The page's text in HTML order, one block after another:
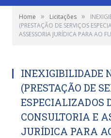
Home » Licitações »
(PRESTAÇÃO DE SERVIÇOS
ASSESSORIA JURÍDICA PARA AO
INEXIGIBILIDADE
(PRESTAÇÃO DE
ESPECIALIZADOS
CONSULTORIA E
JURÍDICA PARA